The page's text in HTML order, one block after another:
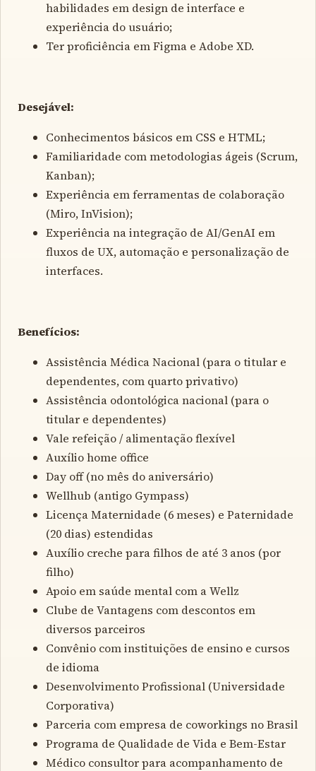
habilidades em design de interface e
experiência do usuário;
Ter proficiência em Figma e Adobe XD.
Desejável:
Conhecimentos básicos em CSS e HTML;
Familiaridade com metodologias ágeis (Scrum,
Kanban);
Experiência em ferramentas de colaboração
(Miro, InVision);
Experiência na integração de AI/GenAI em
fluxos de UX, automação e personalização de
interfaces.
Benefícios:
Assistência Médica Nacional (para o titular e
dependentes, com quarto privativo)
Assistência odontológica nacional (para o
titular e dependentes)
Vale refeição / alimentação flexível
Auxílio home office
Day off (no mês do aniversário)
Wellhub (antigo Gympass)
Licença Maternidade (6 meses) e Paternidade
(20 dias) estendidas
Auxílio creche para filhos de até 3 anos (por
filho)
Apoio em saúde mental com a Wellz
Clube de Vantagens com descontos em
diversos parceiros
Convênio com instituições de ensino e cursos
de idioma
Desenvolvimento Profissional (Universidade
Corporativa)
Parceria com empresa de coworkings no Brasil
Programa de Qualidade de Vida e Bem-Estar
Médico consultor para acompanhamento de